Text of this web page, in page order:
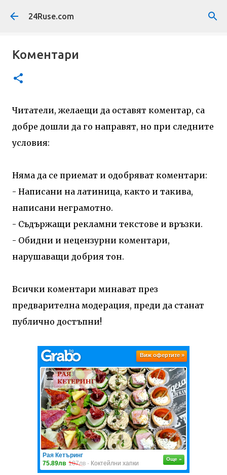
Пропускане към основното съдържание
24Ruse.com
Коментари
Читатели, желаещи да оставят коментар, са
добре дошли да го направят, но при следните
условия:
Няма да се приемат и одобряват коментари:
- Написани на латиница, както и такива,
написани неграмотно.
- Съдържащи рекламни текстове и връзки.
- Обидни и нецензурни коментари,
нарушаващи добрия тон.
Всички коментари минават през
предварителна модерация, преди да станат
публично достъпни!